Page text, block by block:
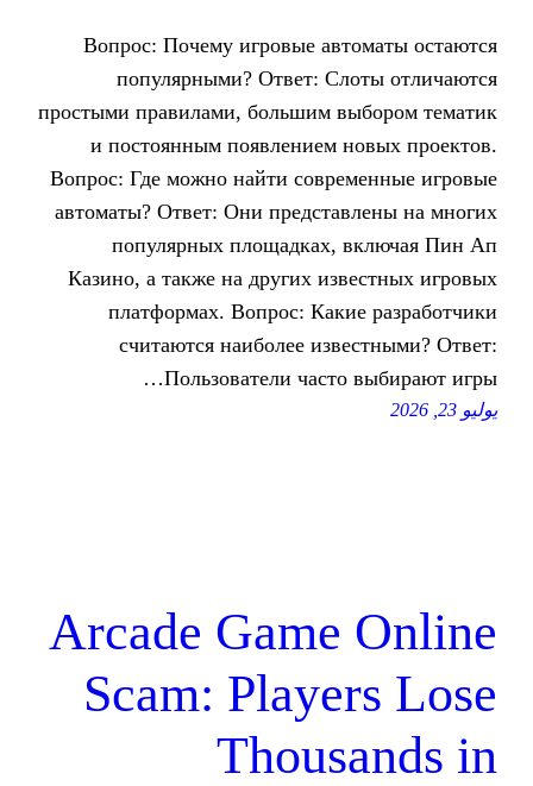
Вопрос: Почему игровые
популярными? Ответ:
простыми правилами, большим
и постоянным появлением
Вопрос: Где можно найти
автоматы? Ответ: Они
популярных площадках,
Казино, а также на других
платформах. Вопрос:
считаются наиболее
Пользователи
Arcade
Scam: